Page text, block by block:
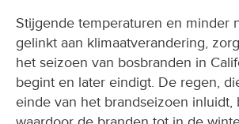
Stijgende temperaturen en minder
gelinkt aan klimaatverandering,
het seizoen van bosbranden in
begint en later eindigt. De regen,
einde van het brandseizoen inluidt,